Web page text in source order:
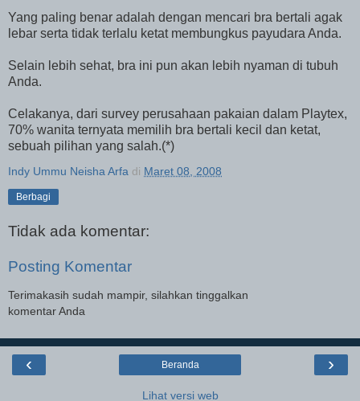
Yang paling benar adalah dengan mencari bra bertali agak
lebar serta tidak terlalu ketat membungkus payudara Anda.
Selain lebih sehat, bra ini pun akan lebih nyaman di tubuh
Anda.
Celakanya, dari survey perusahaan pakaian dalam Playtex,
70% wanita ternyata memilih bra bertali kecil dan ketat,
sebuah pilihan yang salah.(*)
Indy Ummu Neisha Arfa di Maret 08, 2008
Berbagi
Tidak ada komentar:
Posting Komentar
Terimakasih sudah mampir, silahkan tinggalkan
komentar Anda
‹ ›
Beranda
Lihat versi web